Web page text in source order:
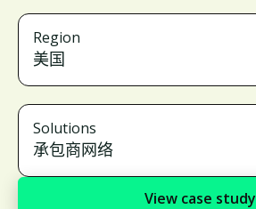
Region
美国
Solutions
承包商网络
View case study